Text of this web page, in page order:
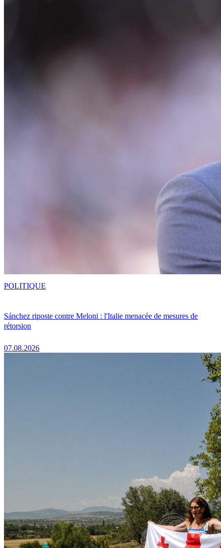
Sánchez riposte contre Meloni : l'Italie menacée de mesures de
rétorsion
07.08.2026
POLITIQUE